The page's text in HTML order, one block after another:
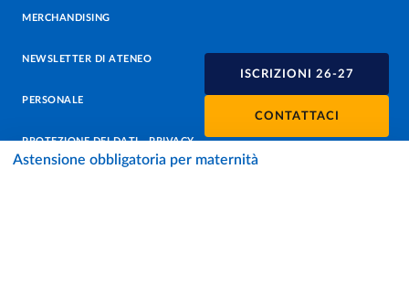
ISCRIZIONI 26-27
CONTATTACI
Astensione obbligatoria per maternità
MERCHANDISING
NEWSLETTER DI ATENEO
PERSONALE
PROTEZIONE DEI DATI - PRIVACY